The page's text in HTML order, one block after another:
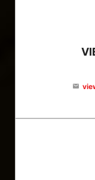
email